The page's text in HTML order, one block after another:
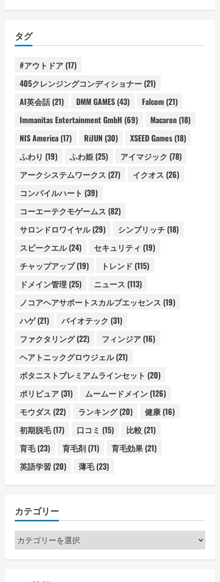
タグ
#アウトドア (17)
405クレンジングコンディショナー (21)
AI英会話(21) DMM GAMES (43) Falcom (21)
Immanitas Entertainment GmbH (69) Macaron (18)
NIS America (17) RiJUN (30) XSEED Games (18)
ふわり (19) ふわ姫 (25) アイマジック (78)
アークシステムワークス (27) イクオス (26)
コンパイルハート (39)
コーエーテクモゲームス (82)
サロンドロワイヤル(29) シンプリッチ (18)
スピークエル(24) セキュリティ (19)
チャップアップ(19) トレンド (115)
ドメイン管理 (25) ニュース (113)
ノコアヘアサポートスカルプエッセンス (19)
ハゲ(21) バイオテック (31)
ファクタリング(22) フィンジア (16)
ヘアトニックグロウジェル(21)
ボタニストプレミアムラインセット (20)
ポリピュア (31) ムームードメイン (126)
モウダス (22) ランキング(20) 健康 (16)
初期脱毛(17) 口コミ (15) 比較 (21)
育毛(23) 育毛剤 (71) 育毛効果 (21)
英語学習 (20) 薄毛(23)
カテゴリー
カ
テ